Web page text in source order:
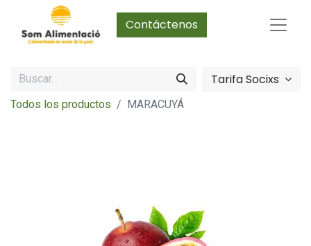
Contáctenos
Tarifa Socixs
Todos los productos MARACUYÁ